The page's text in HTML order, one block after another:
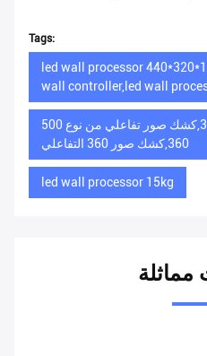
Tags:
led wall processor
wall controller,led wall
500 كيلوغرام حمولة قصة 360,كشك صور تفاعلي من نوع
360,كشك صور 360 التفاعلي
led wall processor 15kg
مماثلة